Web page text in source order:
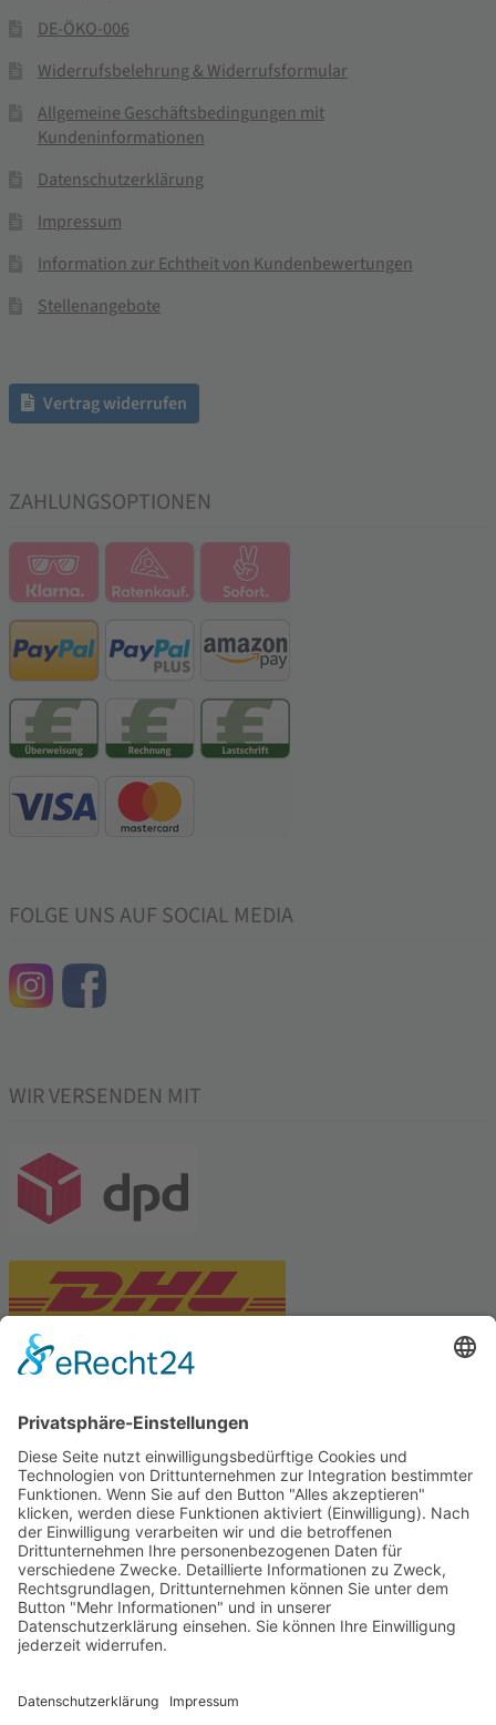
DE-ÖKO-006
Widerrufsbelehrung & Widerrufsformular
Allgemeine Geschäftsbedingungen mit
Kundeninformationen
Datenschutzerklärung
Impressum
Information zur Echtheit von Kundenbewertungen
Stellenangebote
Vertrag widerrufen
ZAHLUNGSOPTIONEN
FOLGE UNS AUF SOCIAL MEDIA
WIR VERSENDEN MIT
Tekal – Textile Lebensqualität
Exklusive moderne & Orientteppiche
Feuerwerk XXL
Pyrotechnik online bestellen
© Stadtmühle Waldenbuch 2026
und Mühlenprodukte ·
Cookie-Einstellungen